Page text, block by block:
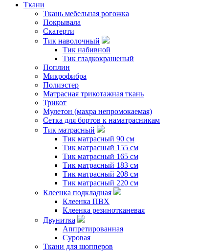
Ткани
Ткань мебельная рогожка
Покрывала
Скатерти
Тик наволочный
Тик набивной
Тик гладкокрашеный
Поплин
Микрофибра
Полиэстер
Матрасная трикотажная ткань
Трикот
Мулетон (махра непромокаемая)
Сетка для бортов к наматрасникам
Тик матрасный
Тик матрасный 90 см
Тик матрасный 155 см
Тик матрасный 165 см
Тик матрасный 183 см
Тик матрасный 208 см
Тик матрасный 220 см
Клеенка подкладная
Клеенка ПВХ
Клеенка резинотканевая
Двунитка
Аппретированная
Суровая
Ткани для шопперов